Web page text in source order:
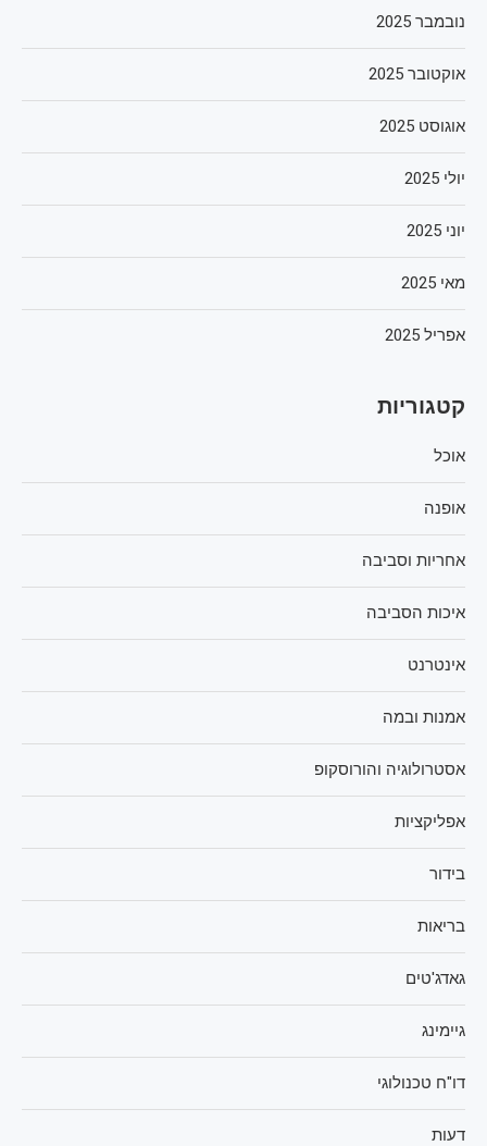
נובמבר 2025
אוקטובר 2025
אוגוסט 2025
יולי 2025
יוני 2025
מאי 2025
אפריל 2025
קטגוריות
אוכל
אופנה
אחריות וסביבה
איכות הסביבה
אינטרנט
אמנות ובמה
אסטרולוגיה והורוסקופ
אפליקציות
בידור
בריאות
גאדג'טים
גיימינג
דו"ח טכנולוגי
דעות